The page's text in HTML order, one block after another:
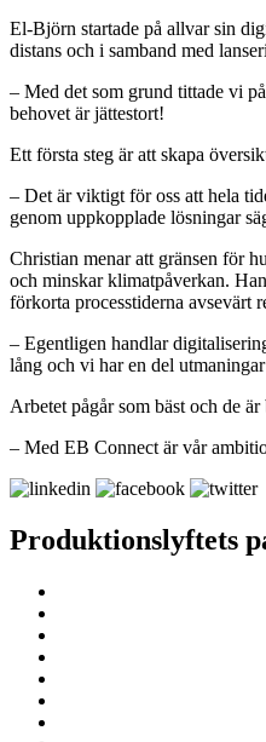
El‑Björn startade på allvar sin
distans och i samband med
– Med det som grund tittade vi
behovet är jättestort!
Ett första steg är att skapa
– Det är viktigt för oss att hela
genom uppkopplade lösningar
Christian menar att gränsen för
och minskar klimatpåverkan.
förkorta processtiderna avsevärt
– Egentligen handlar
lång och vi har en del
Arbetet pågår som bäst och de
– Med EB Connect är vår
Produktionslyftets